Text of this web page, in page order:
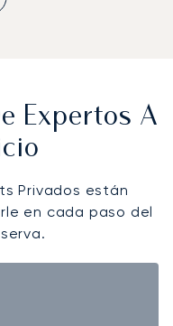
Expertos A
Privados están
en cada paso del